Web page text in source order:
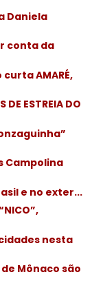
Daniela
conta da
AMARÉ,
DE ESTREIA DO
Campolina
e no exter...
nesta
Mônaco são